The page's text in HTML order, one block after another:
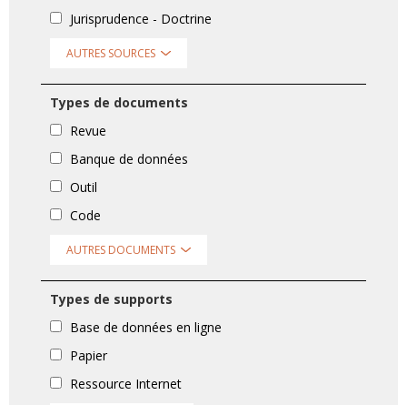
Jurisprudence - Doctrine
AUTRES SOURCES
Types de documents
Revue
Banque de données
Outil
Code
AUTRES DOCUMENTS
Types de supports
Base de données en ligne
Papier
Ressource Internet